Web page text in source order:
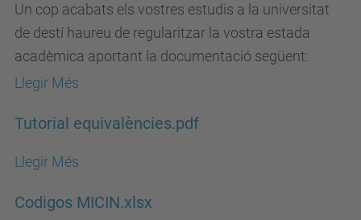
Un cop acabats els vostres estudis a la universitat
de destí haureu de regularitzar la vostra estada
acadèmica aportant la documentació següent:
Llegir Més
Tutorial equivalències.pdf
Llegir Més
Codigos MICIN.xlsx